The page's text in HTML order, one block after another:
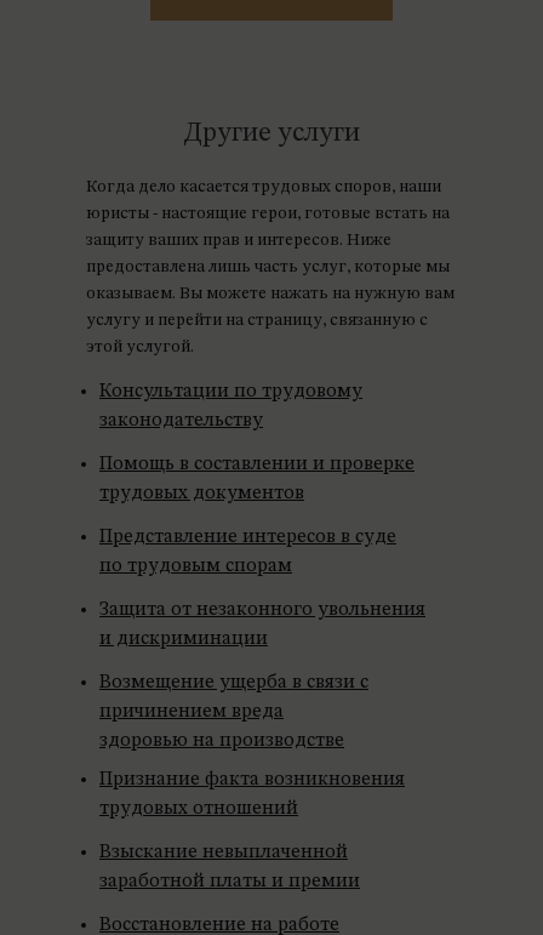
Другие услуги
Консультации по трудовому
законодательству
Помощь в составлении и проверке
трудовых документов
Представление интересов в суде
по трудовым спорам
Защита от незаконного увольнения
и дискриминации
Когда дело касается трудовых споров, наши
юристы - настоящие герои, готовые встать на
защиту ваших прав и интересов. Ниже
предоставлена лишь часть услуг, которые мы
оказываем. Вы можете нажать на нужную вам
услугу и перейти на страницу, связанную с
этой услугой.
Возмещение ущерба в связи с
причинением вреда
здоровью на производстве
Признание факта возникновения
трудовых отношений
Взыскание невыплаченной
заработной платы и премии
Восстановление на работе